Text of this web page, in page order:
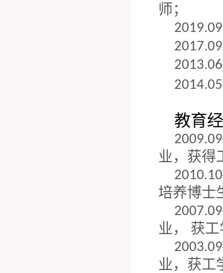
师；
2
2017.09
2013.06
2014.05
教育
2009.09
业，获得
2010.10
培养博士
2007.09
业， 获
2003.09
业，获工